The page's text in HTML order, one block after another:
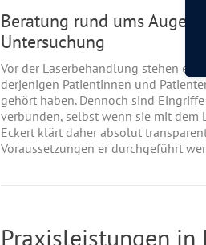
Beratung rund ums
Untersuchung
Vor der Laserbehandlung stehen
derjenigen Patientinnen und
gehört haben. Dennoch sind
verbunden, selbst wenn sie mit dem
Eckert klärt daher absolut
Voraussetzungen er durchgeführt
Praxisleistungen in